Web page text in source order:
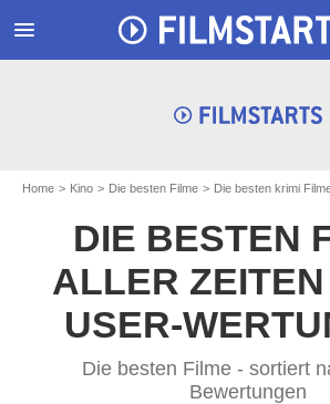
menu
Home Kino Die besten Filme Die besten krimi
DIE BESTEN
ALLER
USER-
Die besten Filme - sortiert
Bewertungen